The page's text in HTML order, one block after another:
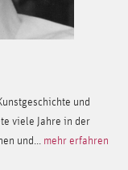
und
viele Jahre in der
und... mehr erfahren